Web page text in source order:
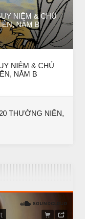
NIỆM & CHÚ
NĂM B
NIỆM & CHÚ
NĂM B
THƯỜNG NIÊN,